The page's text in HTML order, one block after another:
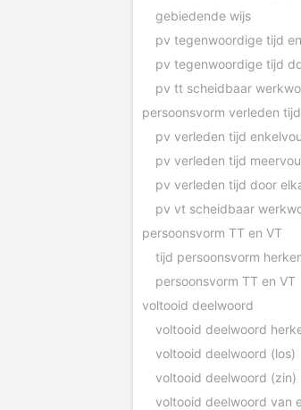
gebiedende wijs
pv tt scheidbaar
persoonsvorm verleden tijd
pv verleden tijd
pv verleden tijd
pv verleden tijd door
pv vt scheidbaar
persoonsvorm TT en VT
tijd persoonsvorm
persoonsvorm TT en VT
voltooid deelwoord
voltooid deelwoord
voltooid deelwoord (los)
voltooid deelwoord (zin)